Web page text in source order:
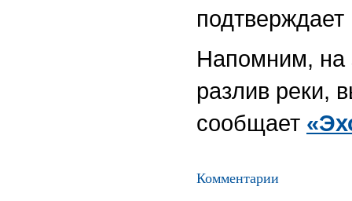
Напомним, на
разлив реки,
сообщает
Комментарии